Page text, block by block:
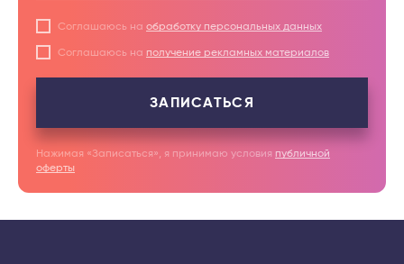
Соглашаюсь на обработку персональных данных
Соглашаюсь на получение рекламных материалов
ЗАПИСАТЬСЯ
Нажимая «Записаться», я принимаю условия публичной
оферты